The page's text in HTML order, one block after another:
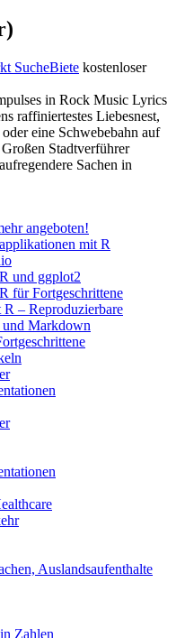
SucheBiete kostenloser
in Rock Music Lyrics
raffiniertestes Liebesnest,
eine Schwebebahn auf
Stadtverführer
Sachen in
angeboten!
mit R
und ggplot2
für Fortgeschrittene
– Reproduzierbare
Markdown
Auslandsaufenthalte
Zahlen